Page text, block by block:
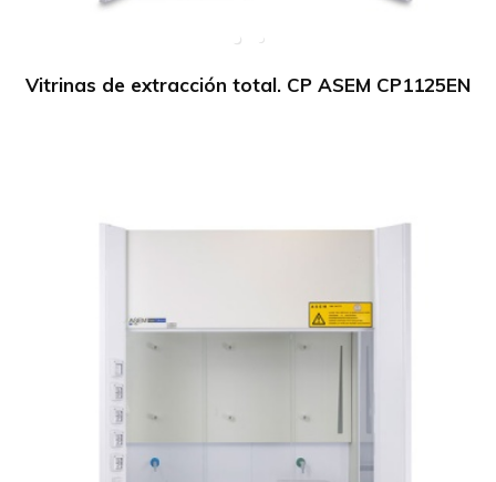
Vitrinas de extracción total. CP ASEM CP1125EN